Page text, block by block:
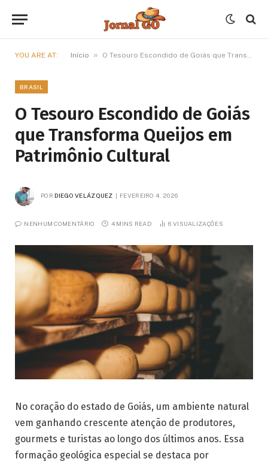
YOU ARE AT: Início » O Tesouro Escondido de Goiás que Transforma Queijos em Patrimônio Cultural
BRASIL
O Tesouro Escondido de Goiás
que Transforma Queijos em
Patrimônio Cultural
POR DIEGO VELÁZQUEZ FEVEREIRO 4, 2026
NENHUM COMENTÁRIO 4 MINS READ 6 VISUALIZAÇÕES
No coração do estado de Goiás, um ambiente natural
vem ganhando crescente atenção de produtores,
gourmets e turistas ao longo dos últimos anos. Essa
formação geológica especial se destaca por